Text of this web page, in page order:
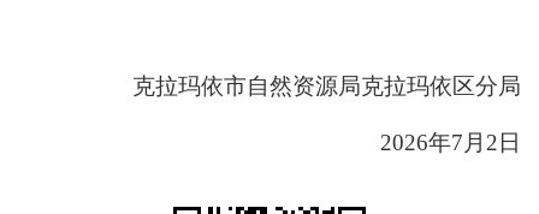
克拉玛依市自然资源局克拉玛依区分局
2026年7月2日